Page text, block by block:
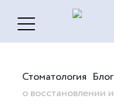
Стоматология Блог
о восстановлении